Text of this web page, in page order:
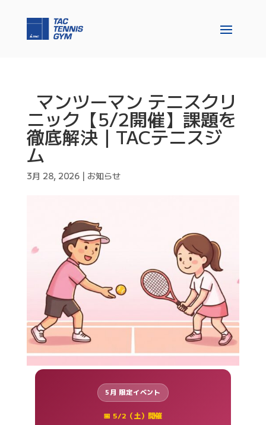
マンツーマン テニスクリ
ニック【5/2開催】課題を
徹底解決｜TACテニスジ
ム
3月 28, 2026| お知らせ
5月 限定イベント
📅 5/2（土）開催